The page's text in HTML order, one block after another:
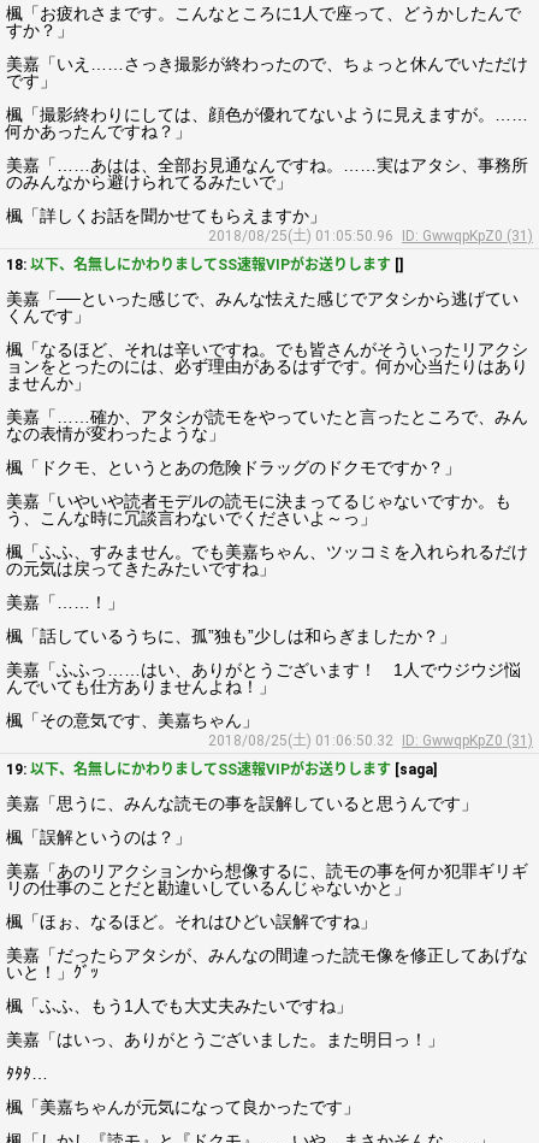
楓「お疲れさまです。こんなところに1人で座って、どうかしたんで
すか？」
美嘉「いえ……さっき撮影が終わったので、ちょっと休んでいただけ
です」
楓「撮影終わりにしては、顔色が優れてないように見えますが。……
何かあったんですね？」
美嘉「……あはは、全部お見通なんですね。……実はアタシ、事務所
のみんなから避けられてるみたいで」
楓「詳しくお話を聞かせてもらえますか」
2018/08/25(土) 01:05:50.96
ID: GwwqpKpZ0 (31)
18: 以下、名無しにかわりましてSS速報VIPがお送りします []
美嘉「──といった感じで、みんな怯えた感じでアタシから逃げてい
くんです」
楓「なるほど、それは辛いですね。でも皆さんがそういったリアクシ
ョンをとったのには、必ず理由があるはずです。何か心当たりはあり
ませんか」
美嘉「……確か、アタシが読モをやっていたと言ったところで、みん
なの表情が変わったような」
楓「ドクモ、というとあの危険ドラッグのドクモですか？」
美嘉「いやいや読者モデルの読モに決まってるじゃないですか。も
う、こんな時に冗談言わないでくださいよ～っ」
楓「ふふ、すみません。でも美嘉ちゃん、ツッコミを入れられるだけ
の元気は戻ってきたみたいですね」
美嘉「……！」
楓「話しているうちに、孤”独も”少しは和らぎましたか？」
美嘉「ふふっ……はい、ありがとうございます！ 1人でウジウジ悩
んでいても仕方ありませんよね！」
楓「その意気です、美嘉ちゃん」
2018/08/25(土) 01:06:50.32
ID: GwwqpKpZ0 (31)
19: 以下、名無しにかわりましてSS速報VIPがお送りします [saga]
美嘉「思うに、みんな読モの事を誤解していると思うんです」
楓「誤解というのは？」
美嘉「あのリアクションから想像するに、読モの事を何か犯罪ギリギ
リの仕事のことだと勘違いしているんじゃないかと」
楓「ほぉ、なるほど。それはひどい誤解ですね」
美嘉「だったらアタシが、みんなの間違った読モ像を修正してあげな
いと！」ｸﾞｯ
楓「ふふ、もう1人でも大丈夫みたいですね」
美嘉「はいっ、ありがとうございました。また明日っ！」
ﾀﾀﾀ…
楓「美嘉ちゃんが元気になって良かったです」